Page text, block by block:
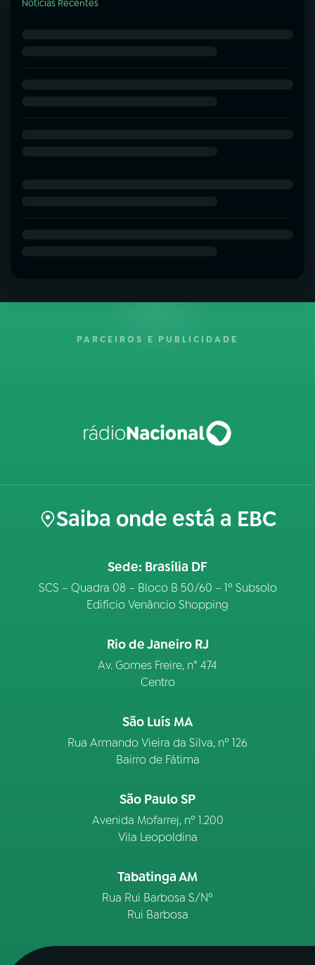
Notícias Recentes
PARCEIROS E PUBLICIDADE
Saiba onde está a EBC
Sede: Brasília DF
SCS – Quadra 08 – Bloco B 50/60 – 1º Subsolo
Edifício Venâncio Shopping
Rio de Janeiro RJ
Av. Gomes Freire, n° 474
Centro
São Luís MA
Rua Armando Vieira da Silva, nº 126
Bairro de Fátima
São Paulo SP
Avenida Mofarrej, nº 1.200
Vila Leopoldina
Tabatinga AM
Rua Rui Barbosa S/Nº
Rui Barbosa